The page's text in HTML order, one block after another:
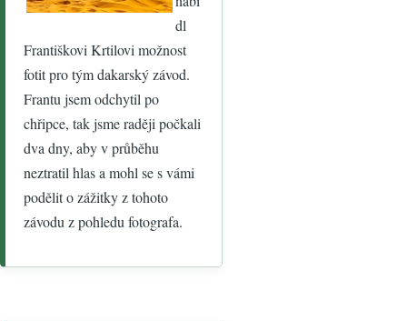
dl
Františkovi Krtilovi možnost
fotit pro tým dakarský závod.
Frantu jsem odchytil po
chřipce, tak jsme raději počkali
dva dny, aby v průběhu
neztratil hlas a mohl se s vámi
podělit o zážitky z tohoto
závodu z pohledu fotografa.